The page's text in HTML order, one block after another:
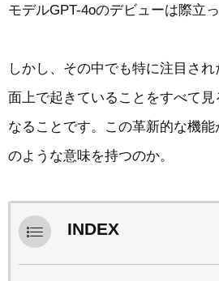
モデルGPT-4oのデビューは際立っ
しかし、その中でも特に注目さ
面上で起きていることをすべて
なることです。この革新的な機
のような意味を持つのか。
INDEX